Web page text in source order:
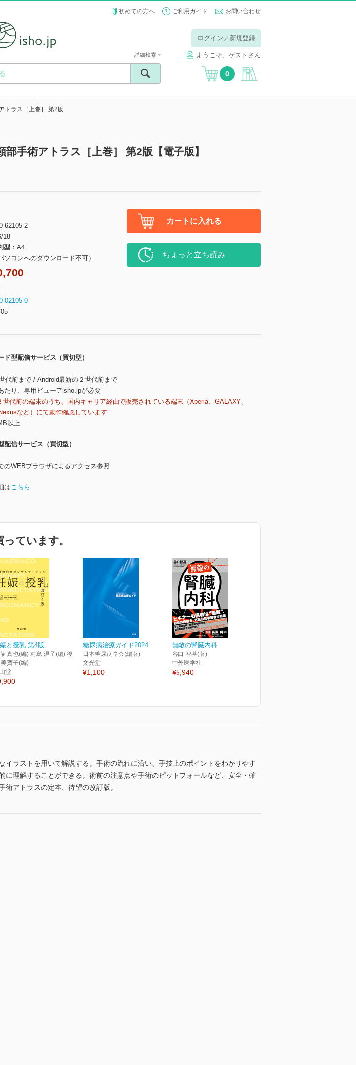
初めての方へ ご利用ガイド お問い合わせ
ログイン／新規登録
ようこそ、ゲストさん
詳細検索
0
トラス［上巻］ 第2版
部手術アトラス［上巻］ 第2版【電子版】
62105-2
18
型
A4
ソコンへのダウンロード不可）
02105-0
カートに入れる
ちょっと立ち読み
ド型配信サービス（買切型）
代前まで / Android最新の２世代前まで
たり、専用ビューアisho.jpが必要
代前の端末のうち、国内キャリア経由で販売されている端末（Xperia、GALAXY、
など）にて動作確認しています
以上
配信サービス（買切型）
のWEBブラウザによるアクセス参照
はこちら
ています。
と授乳 第4版
真也(編) 村島 温子(編) 後
美賀子(編)
堂
糖尿病治療ガイド2024
日本糖尿病学会(編著)
文光堂
¥1,100
無敵の腎臓内科
谷口 智基(著)
中外医学社
¥5,940
ラストを用いて解説する。手術の流れに沿い、手技上のポイントをわかりやす
に理解することができる。術前の注意点や手術のピットフォールなど、安全・確
アトラスの定本、待望の改訂版。